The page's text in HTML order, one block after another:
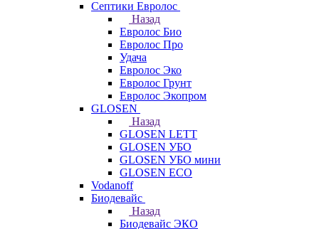
Септики Евролос
Назад
Евролос Био
Евролос Про
Удача
Евролос Эко
Евролос Грунт
Евролос Экопром
GLOSEN
Назад
GLOSEN LETT
GLOSEN УБО
GLOSEN УБО мини
GLOSEN ECO
Vodanoff
Биодевайс
Назад
Биодевайс ЭКО